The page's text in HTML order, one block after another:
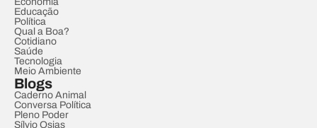
Educação
Política
Qual a Boa?
Cotidiano
Saúde
Tecnologia
Meio Ambiente
Blogs
Caderno Animal
Conversa Política
Pleno Poder
Sílvio Osias